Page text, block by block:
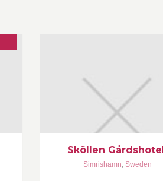
Sköllen Gårdshotell
Simrishamn, Sweden